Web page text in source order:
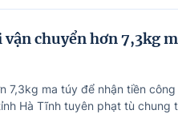
chuyển hơn 7,3kg
7,3kg ma túy để nhận tiền
Hà Tĩnh tuyên phạt tù chung